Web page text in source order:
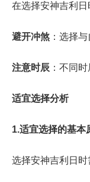
在选择安神吉利日
避开冲煞 ：选择
注意时辰 ：不同
适宜选择分析
1.适宜选择的基本
选择安神吉利日时